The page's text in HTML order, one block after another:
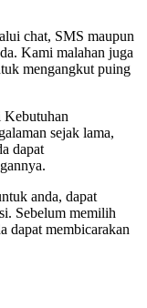
chat, SMS maupun
Kami malahan juga
mengangkut puing
Kebutuhan
sejak lama,
dapat
anda, dapat
Sebelum memilih
dapat membicarakan